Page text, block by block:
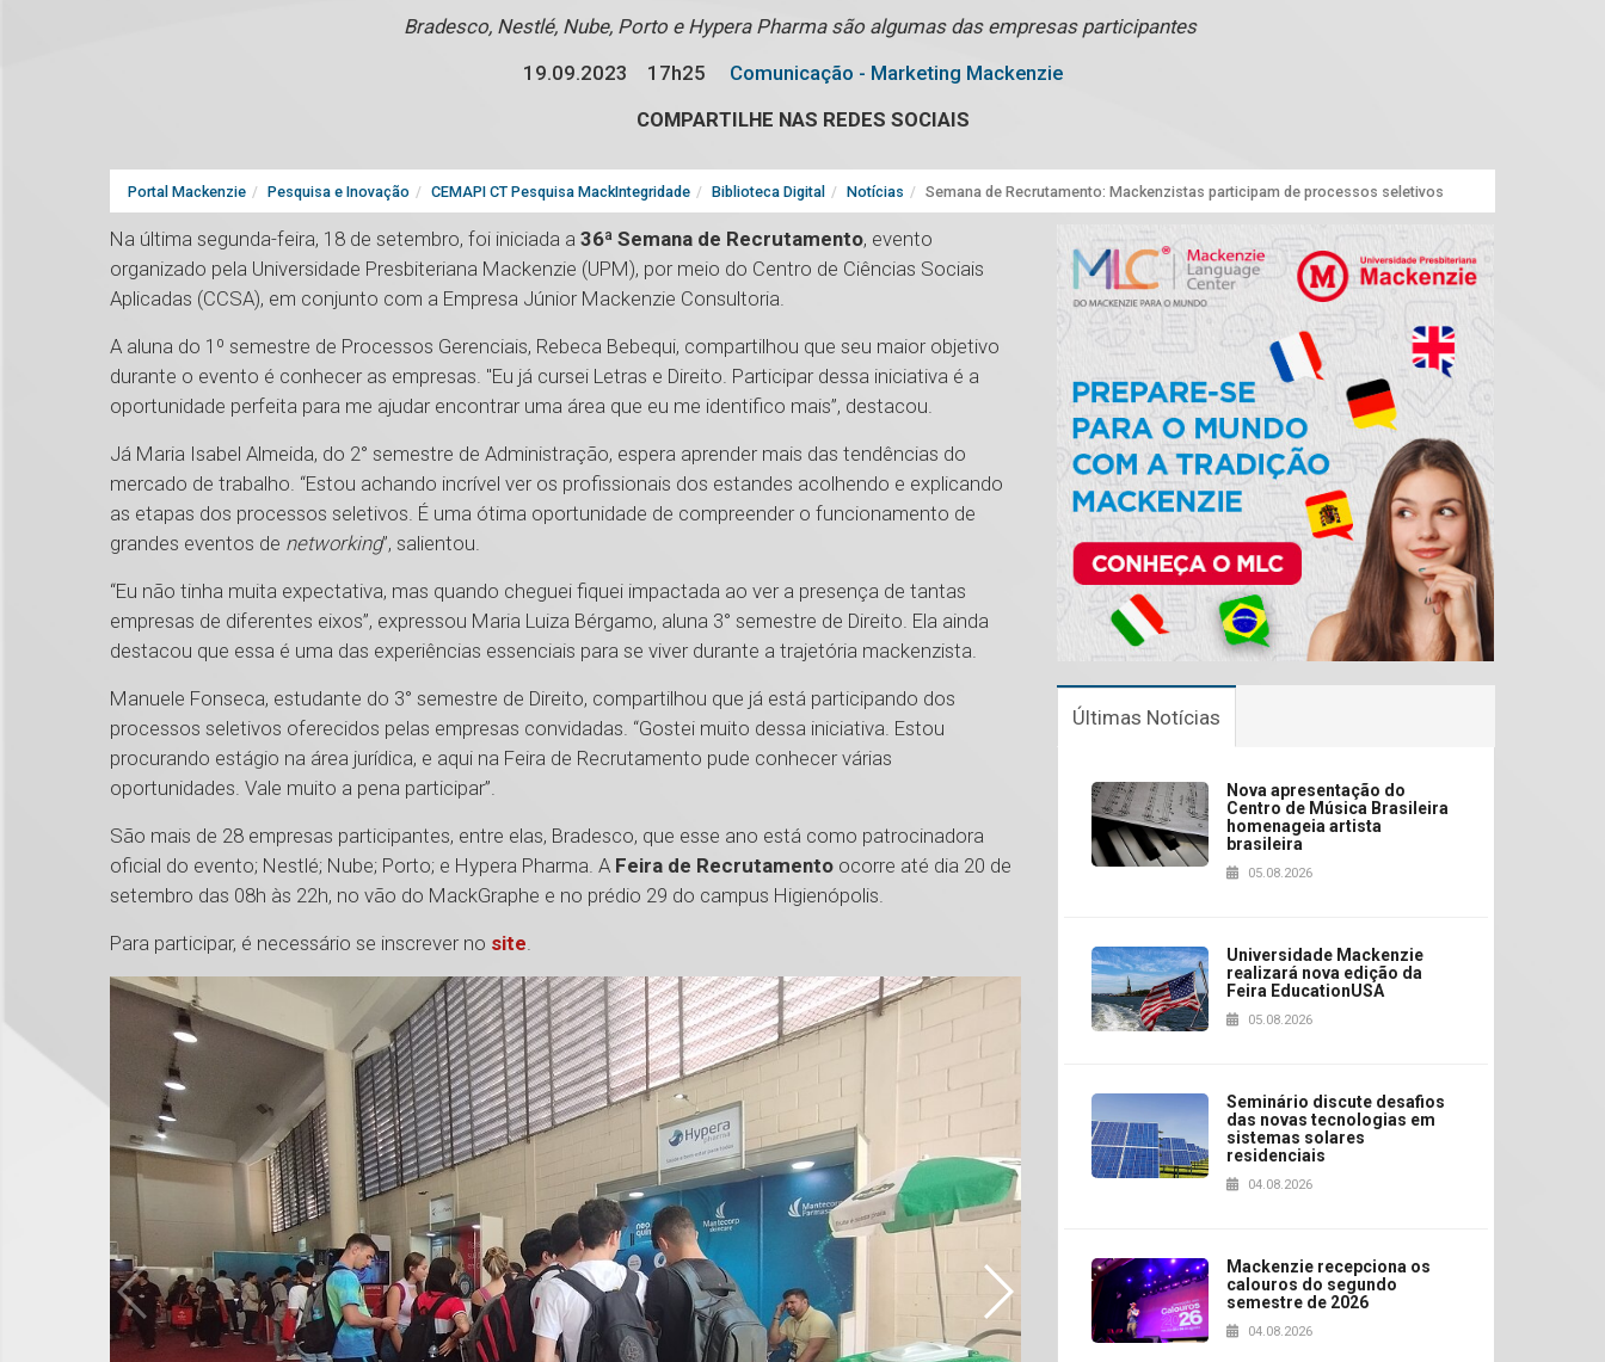
Bradesco, Nestlé, Nube, Porto e Hypera Pharma são algumas das empresas participantes
19.09.2023
17h25
Comunicação - Marketing Mackenzie
COMPARTILHE NAS REDES SOCIAIS
Portal Mackenzie Pesquisa e Inovação CEMAPI CT Pesquisa MackIntegridade Biblioteca Digital Notícias Semana de Recrutamento: Mackenzistas participam de processos seletivos
Na última segunda-feira, 18 de setembro, foi iniciada a 36ª Semana de Recrutamento, evento
organizado pela Universidade Presbiteriana Mackenzie (UPM), por meio do Centro de Ciências Sociais
Aplicadas (CCSA), em conjunto com a Empresa Júnior Mackenzie Consultoria.
A aluna do 1º semestre de Processos Gerenciais, Rebeca Bebequi, compartilhou que seu maior objetivo
durante o evento é conhecer as empresas. "Eu já cursei Letras e Direito. Participar dessa iniciativa é a
oportunidade perfeita para me ajudar encontrar uma área que eu me identifico mais”, destacou.
Já Maria Isabel Almeida, do 2° semestre de Administração, espera aprender mais das tendências do
mercado de trabalho. “Estou achando incrível ver os profissionais dos estandes acolhendo e explicando
as etapas dos processos seletivos. É uma ótima oportunidade de compreender o funcionamento de
grandes eventos de networking”, salientou.
“Eu não tinha muita expectativa, mas quando cheguei fiquei impactada ao ver a presença de tantas
empresas de diferentes eixos”, expressou Maria Luiza Bérgamo, aluna 3° semestre de Direito. Ela ainda
destacou que essa é uma das experiências essenciais para se viver durante a trajetória mackenzista.
Manuele Fonseca, estudante do 3° semestre de Direito, compartilhou que já está participando dos
processos seletivos oferecidos pelas empresas convidadas. “Gostei muito dessa iniciativa. Estou
procurando estágio na área jurídica, e aqui na Feira de Recrutamento pude conhecer várias
oportunidades. Vale muito a pena participar”.
São mais de 28 empresas participantes, entre elas, Bradesco, que esse ano está como patrocinadora
oficial do evento; Nestlé; Nube; Porto; e Hypera Pharma. A Feira de Recrutamento ocorre até dia 20 de
setembro das 08h às 22h, no vão do MackGraphe e no prédio 29 do campus Higienópolis.
Para participar, é necessário se inscrever no site.
Últimas Notícias
Nova apresentação do
Centro de Música Brasileira
homenageia artista
brasileira
05.08.2026
Universidade Mackenzie
realizará nova edição da
Feira EducationUSA
05.08.2026
Seminário discute desafios
das novas tecnologias em
sistemas solares
residenciais
04.08.2026
Mackenzie recepciona os
calouros do segundo
semestre de 2026
04.08.2026